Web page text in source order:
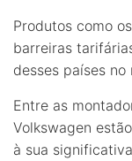
Produtos como
barreiras
desses países
Entre as
Volkswagen
à sua